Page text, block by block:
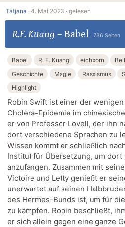
Tatjana · 4. Mai 2023 · gelesen
R.F. Kuang – Babel 736 Seiten
Babel R. F. Kuang eichborn
Geschichte
Magie Rassismus
Highlight
Robin Swift ist einer der
Cholera-Epidemie im
er von Professor Lovell, der ihn
dort verschiedene Sprachen zu
Wissen kommt er schließlich
Institut für Übersetzung, um dort
anzufangen. Zusammen mit
Victoire und Letty genießt er
unerwartet auf seinen
des Hermes-Bunds ist, um für
zu kämpfen. Robin beschließt,
er sich allein gegen eine ganze